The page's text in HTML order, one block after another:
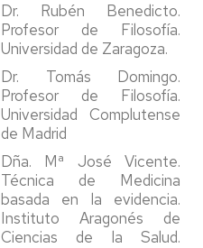
Dr. Rubén Benedicto.
Profesor de Filosofía.
Universidad de Zaragoza.
Dr. Tomás Domingo.
Profesor de Filosofía.
Universidad Complutense
de Madrid
Dña. Mª José Vicente.
Técnica de Medicina
basada en la evidencia.
Instituto Aragonés de
Ciencias de la Salud.